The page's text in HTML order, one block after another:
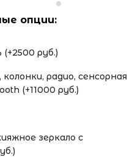
опции:
руб.)
радио, сенсорная
(+11000 руб.)
зеркало с